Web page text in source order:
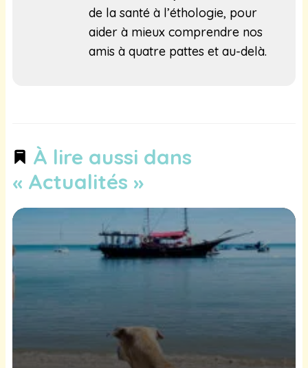
de la santé à l’éthologie, pour
aider à mieux comprendre nos
amis à quatre pattes et au-delà.
À lire aussi dans
« Actualités »